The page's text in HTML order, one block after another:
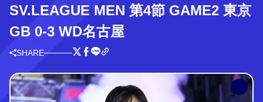
SV.LEAGUE MEN 第4節 GAME2 東京
GB 0-3 WD名古屋
SHARE